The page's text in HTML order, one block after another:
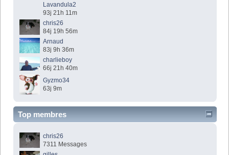
Lavandula2
93j 21h 11m
chris26
84j 19h 56m
Arnaud
83j 9h 36m
charlieboy
66j 21h 40m
Gyzmo34
63j 9m
Top membres
chris26
7311 Messages